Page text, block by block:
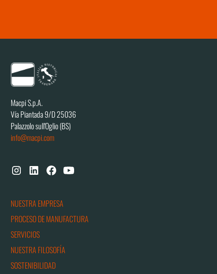
Macpi S.p.A.
Vía Piantada 9/D 25036
Palazzolo sull'Oglio (BS)
info@macpi.com
NUESTRA EMPRESA
PROCESO DE MANUFACTURA
SERVICIOS
NUESTRA FILOSOFÍA
SOSTENIBILIDAD